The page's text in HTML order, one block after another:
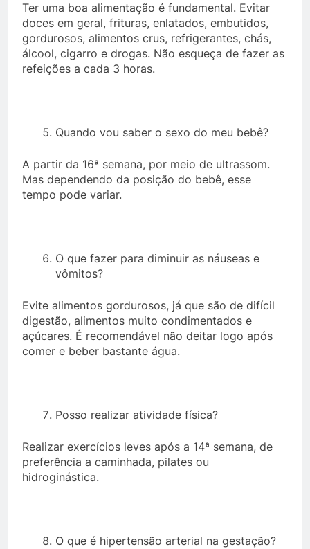
Ter uma boa alimentação é fundamental. Evitar
doces em geral, frituras, enlatados, embutidos,
gordurosos, alimentos crus, refrigerantes, chás,
álcool, cigarro e drogas. Não esqueça de fazer as
refeições a cada 3 horas.
Quando vou saber o sexo do meu bebê?
A partir da 16ª semana, por meio de ultrassom.
Mas dependendo da posição do bebê, esse
tempo pode variar.
O que fazer para diminuir as náuseas e
vômitos?
Evite alimentos gordurosos, já que são de difícil
digestão, alimentos muito condimentados e
açúcares. É recomendável não deitar logo após
comer e beber bastante água.
Posso realizar atividade física?
Realizar exercícios leves após a 14ª semana, de
preferência a caminhada, pilates ou
hidroginástica.
O que é hipertensão arterial na gestação?